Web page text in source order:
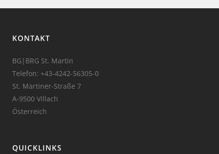
KONTAKT
BG|BRG St. Martin
Telefon: +43-4242-56305-0
St. Martiner-Straße 7
A-9500 Villach
Österreich
QUICKLINKS